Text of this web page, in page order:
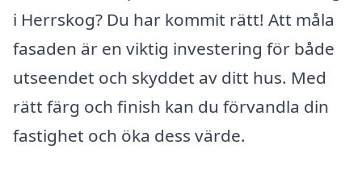
i Herrskog? Du har kommit rätt! Att måla
fasaden är en viktig investering för både
utseendet och skyddet av ditt hus. Med
rätt färg och finish kan du förvandla din
fastighet och öka dess värde.